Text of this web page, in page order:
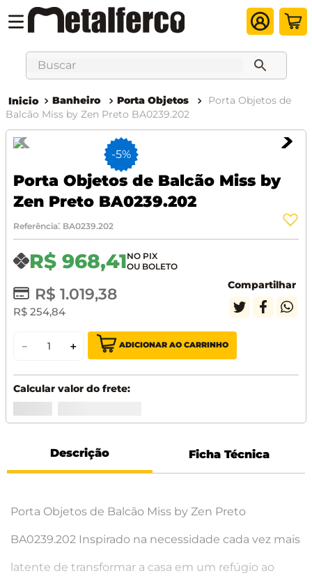
Buscar
Banheiro Porta Objetos
Porta Objetos de
Balcão Miss by Zen Preto BA0239.202
-5%
Porta Objetos de Balcão Miss by
Zen Preto BA0239.202
Referência: BA0239.202
R$ 968,41
R$ 1.019,38
R$ 254,84
Compartilhar
＋
－ ADICIONAR AO CARRINHO
Descrição Ficha Técnica
Porta Objetos de Balcão Miss by Zen Preto
BA0239.202 Inspirado na necessidade cada vez mais
latente de transformar a casa em um refúgio ao